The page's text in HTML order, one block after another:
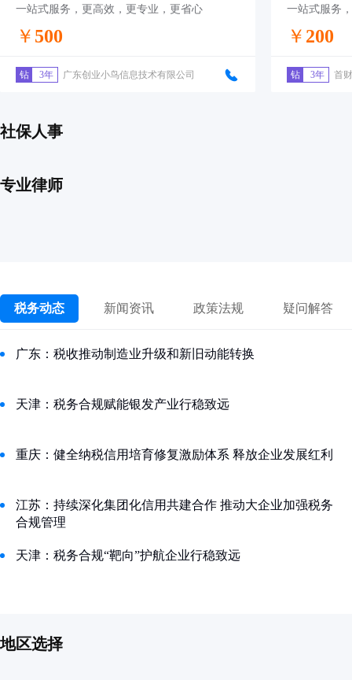
一站式服务，更高效，更专业，更省心
￥ 500
钻 3年 广东创业小鸟信息技术有限公司
一站式服务
￥ 200
钻 3年 首
社保人事
专业律师
税务动态 新闻资讯 政策法规 疑问解答
广东：税收推动制造业升级和新旧动能转换
天津：税务合规赋能银发产业行稳致远
重庆：健全纳税信用培育修复激励体系 释放企业发展红利
江苏：持续深化集团化信用共建合作 推动大企业加强税务
合规管理
天津：税务合规“靶向”护航企业行稳致远
地区选择